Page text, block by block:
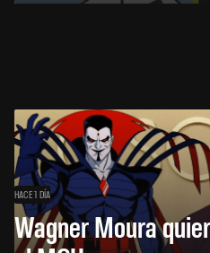
HACE 1 DÍA
Wagner Moura